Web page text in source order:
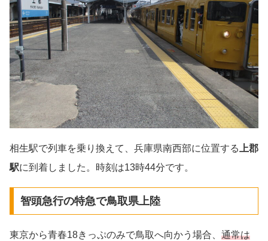
相生駅で列車を乗り換えて、兵庫県南西部に位置する
上郡
駅に到着しました。時刻は13時44分です。
智頭急行の特急で鳥取県上陸
東京から青春18きっぷのみで鳥取へ向かう場合、 通常は